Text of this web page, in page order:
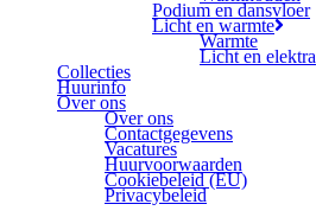
Podium en dansvloer
Licht en warmte
Warmte
Licht en elektra
Collecties
Huurinfo
Over ons
Over ons
Contactgegevens
Vacatures
Huurvoorwaarden
Cookiebeleid (EU)
Privacybeleid